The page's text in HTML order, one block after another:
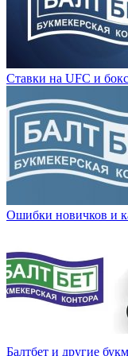
Ставки на UFC и
Ошибки новичков и
Балтбет и другие